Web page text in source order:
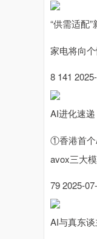
“供需适配
家电将向
8 141
AI进化速
①香港首个
avox三大
79 2025-
AI与真东